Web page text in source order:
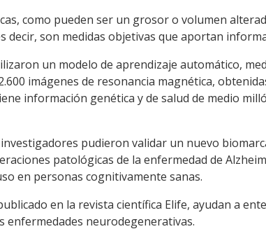
como pueden ser un grosor o volumen
decir, son medidas objetivas que aportan
un modelo de aprendizaje automático,
imágenes de resonancia magnética,
información genética y de salud de medio
pudieron validar un nuevo
patológicas de la enfermedad de
en personas cognitivamente sanas.
en la revista científica Elife, ayudan a
enfermedades neurodegenerativas.